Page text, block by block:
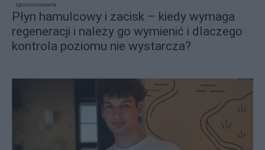
sponsorowane
Płyn hamulcowy i zacisk – kiedy wymaga
regeneracji i należy go wymienić i dlaczego
kontrola poziomu nie wystarcza?